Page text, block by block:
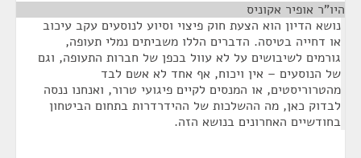
היו"ר אופיר אקוניס
נושא הדיון הוא הצעת חוק פיצוי וסיוע לנוסעים עקב עיכוב
או דחייה בטיסה. הדברים הללו משביתים נמלי תעופה,
גורמים לשיבושים על לא עוול בכפן של חברות התעופה, וגם
של הנוסעים – אין ויכוח, אף אחד לא אשם לבד
מהטרוריסטים, או המנסים לקיים פיגועי טרור, ואנחנו ננסה
לבדוק כאן, מה ההשלכות של ההידרדרות בתחום הביטחון
בחודשיים האחרונים בנושא הזה.